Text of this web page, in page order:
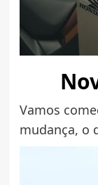
Vamos
mudança, o